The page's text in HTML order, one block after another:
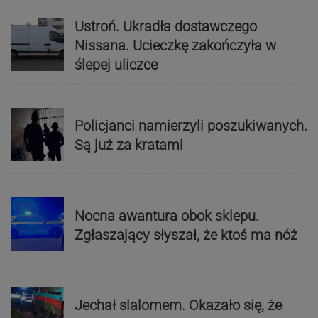
Ustroń. Ukradła dostawczego
Nissana. Ucieczkę zakończyła w
ślepej uliczce
Policjanci namierzyli poszukiwanych.
Są już za kratami
Nocna awantura obok sklepu.
Zgłaszający słyszał, że ktoś ma nóż
Jechał slalomem. Okazało się, że